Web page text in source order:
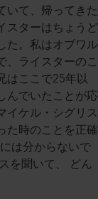
いて、帰ってきた
スターはちょうど
た。私はオブワル
、ライスターのこ
はここで25年以
んでいたことが応
イケル・シグリス
た時のことを正確
は分からないで
を聞いて、 どん